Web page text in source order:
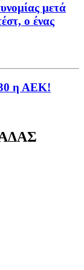
μετά
ο ένας
η ΑΕΚ!